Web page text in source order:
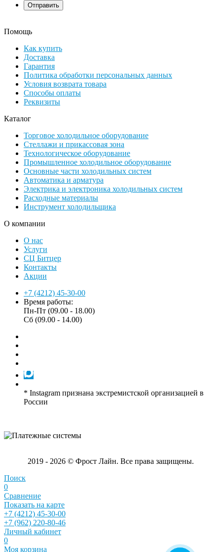
Помощь
Как купить
Доставка
Гарантия
Политика обработки персональных данных
Условия возврата товара
Способы оплаты
Реквизиты
Каталог
Торговое холодильное оборудование
Стеллажи и прикассовая зона
Технологическое оборудование
Промышленное холодильное оборудование
Основные части холодильных систем
Автоматика и арматура
Электрика и электроника холодильных систем
Расходные материалы
Инструмент холодильщика
О компании
О нас
Услуги
СЦ Битцер
Контакты
Акции
+7 (4212) 45-30-00
Время работы:
Пн-Пт (09.00 - 18.00)
Сб (09.00 - 14.00)
* Instagram признана экстремистской организацией в
России
2019 - 2026 © Фрост Лайн. Все права защищены.
Поиск
0
Сравнение
Показать на карте
+7 (4212) 45-30-00
+7 (962) 220-80-46
Личный кабинет
0
Моя корзина